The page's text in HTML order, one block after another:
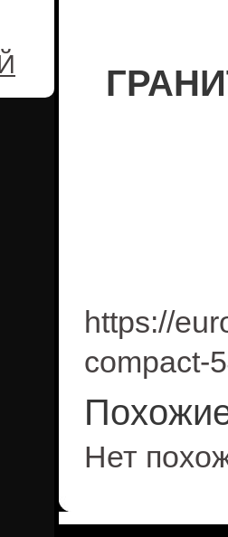
https://
compact-
Нет